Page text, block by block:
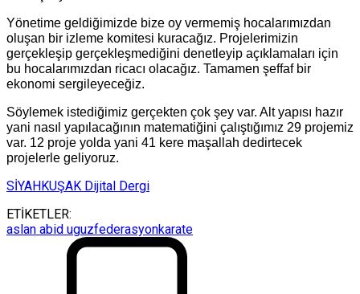
Yönetime geldiğimizde bize oy vermemiş hocalarımızdan
oluşan bir izleme komitesi kuracağız. Projelerimizin
gerçekleşip gerçekleşmediğini denetleyip açıklamaları için
bu hocalarımızdan ricacı olacağız. Tamamen şeffaf bir
ekonomi sergileyeceğiz.
Söylemek istediğimiz gerçekten çok şey var. Alt yapısı hazır
yani nasıl yapılacağının matematiğini çalıştığımız 29 projemiz
var. 12 proje yolda yani 41 kere maşallah dedirtecek
projelerle geliyoruz.
SİYAHKUŞAK Dijital Dergi
ETİKETLER:
aslan abid uguzfederasyonkarate